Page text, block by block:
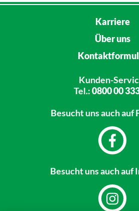
Karriere
Über uns
Kunden-
Tel.:0800 00
Besucht unsauch auf
Besucht unsauch auf